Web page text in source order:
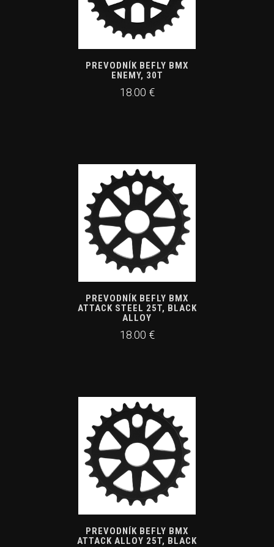
PREVODNÍK BEFLY BMX
ENEMY, 30T
18.00 €
PREVODNÍK BEFLY BMX
ATTACK STEEL 25T, BLACK
ALLOY
18.00 €
PREVODNÍK BEFLY BMX
ATTACK ALLOY 25T, BLACK